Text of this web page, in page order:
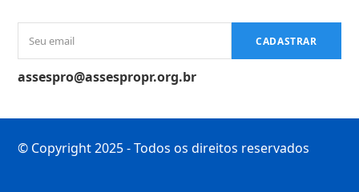
email
CADASTRAR
assespro@assespropr.org.br
© Copyright 2025 - Todos os direitos reservados